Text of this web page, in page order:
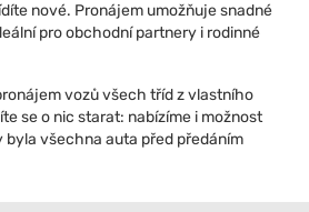
nové. Pronájem umožňuje snadné
pro obchodní partnery i rodinné
vozů všech tříd z vlastního
se o nic starat: nabízíme i možnost
byla všechna auta před předáním